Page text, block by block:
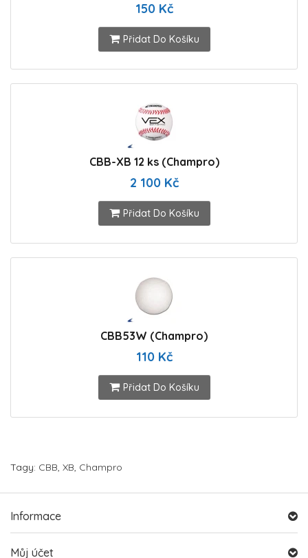
150 Kč
Přidat Do Košíku
CBB-XB 12 ks (Champro)
2 100 Kč
Přidat Do Košíku
CBB53W (Champro)
110 Kč
Přidat Do Košíku
Tagy: CBB, XB, Champro
Informace
Můj účet